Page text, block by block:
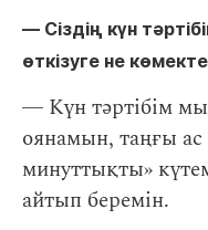
― Сіздің күн
өткізуге не
― Күн тәртібім
оянамын, таңғы ас
минуттықты»
айтып беремін.